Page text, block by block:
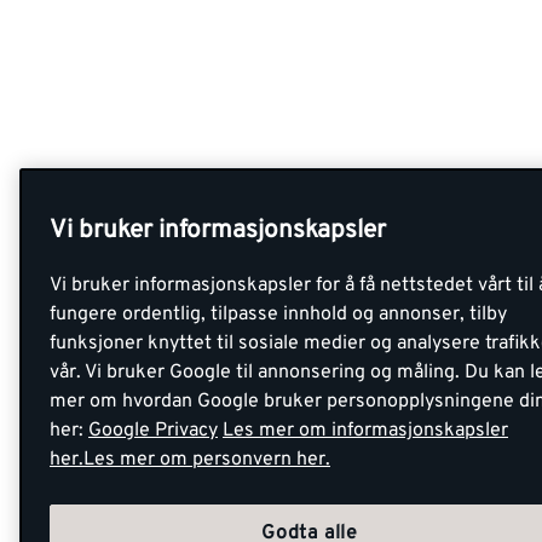
Vi bruker informasjonskapsler
Vi bruker informasjonskapsler for å få nettstedet vårt til
fungere ordentlig, tilpasse innhold og annonser, tilby
funksjoner knyttet til sosiale medier og analysere
vår. Vi bruker Google til annonsering og måling. Du kan
mer om hvordan Google bruker personopplysningene
her: Google Privacy Les mer om informasjonskapsler
her.Les mer om personvern her.
Godta alle